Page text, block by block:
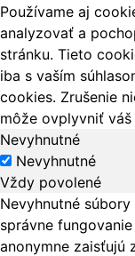
Používame aj
analyzovať a
stránku. Tieto
iba s vaším
cookies. Zrušenie
môže ovplyvniť
Nevyhnutné
Nevyhnutné
Vždy povolené
Nevyhnutné
správne
anonymne zaisťujú